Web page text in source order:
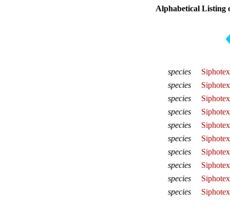
Alphabetical Listing
species
species
species
species
species
species
species
species
species
species